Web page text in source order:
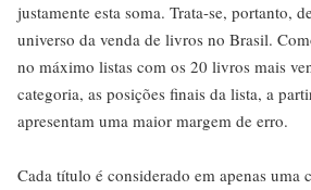
justamente esta soma. Trata-se, portanto,
universo da venda de livros no Brasil.
no máximo listas com os 20 livros mais
categoria, as posições finais da lista, a
apresentam uma maior margem de erro.
Cada título é considerado em apenas uma